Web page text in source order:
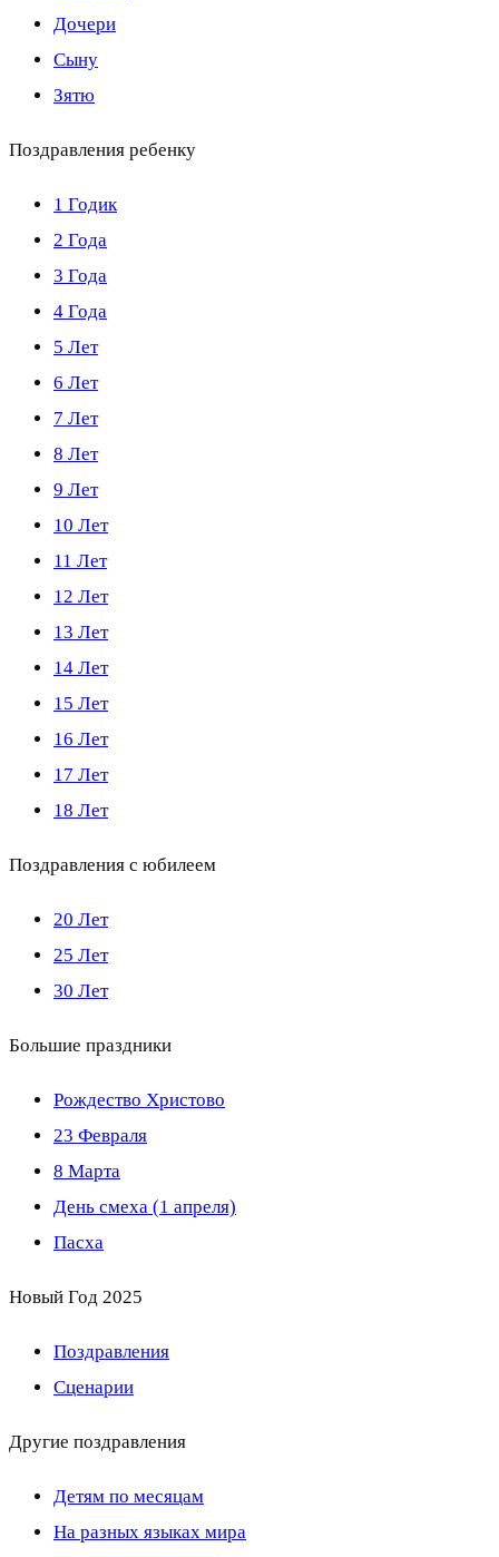
Дочери
Сыну
Зятю
Поздравления ребенку
1 Годик
2 Года
3 Года
4 Года
5 Лет
6 Лет
7 Лет
8 Лет
9 Лет
10 Лет
11 Лет
12 Лет
13 Лет
14 Лет
15 Лет
16 Лет
17 Лет
18 Лет
Поздравления с юбилеем
20 Лет
25 Лет
30 Лет
Большие праздники
Рождество Христово
23 Февраля
8 Марта
День смеха (1 апреля)
Пасха
Новый Год 2025
Поздравления
Сценарии
Другие поздравления
Детям по месяцам
На разных языках мира